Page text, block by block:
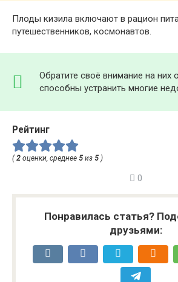
Плоды кизила включают в рацион
путешественников, космонавтов.
Обратите своё внимание на них
способны устранить многие
Рейтинг
( 2 оценки, среднее 5 из 5 )
0
Понравилась статья?
друзьями: